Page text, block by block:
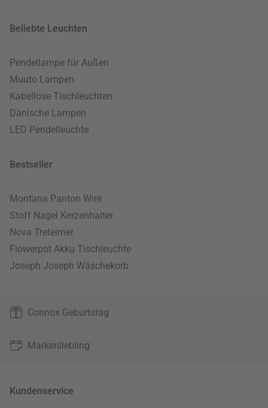
Beliebte Leuchten
Pendellampe für Außen
Muuto Lampen
Kabellose Tischleuchten
Dänische Lampen
LED Pendelleuchte
Bestseller
Montana Panton Wire
Stoff Nagel Kerzenhalter
Nova Treteimer
Flowerpot Akku Tischleuchte
Joseph Joseph Wäschekorb
Connox Geburtstag
Markenliebling
Kundenservice